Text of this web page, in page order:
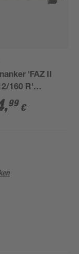
'FAZ II
160 R'
Stahl, 20
,99 €